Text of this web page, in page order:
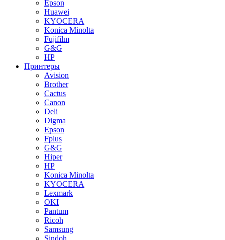
Epson
Huawei
KYOCERA
Konica Minolta
Fujifilm
G&G
HP
Принтеры
Avision
Brother
Cactus
Canon
Deli
Digma
Epson
Fplus
G&G
Hiper
HP
Konica Minolta
KYOCERA
Lexmark
OKI
Pantum
Ricoh
Samsung